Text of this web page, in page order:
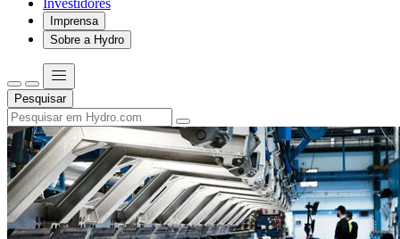
Investidores
Imprensa
Sobre a Hydro
Pesquisar